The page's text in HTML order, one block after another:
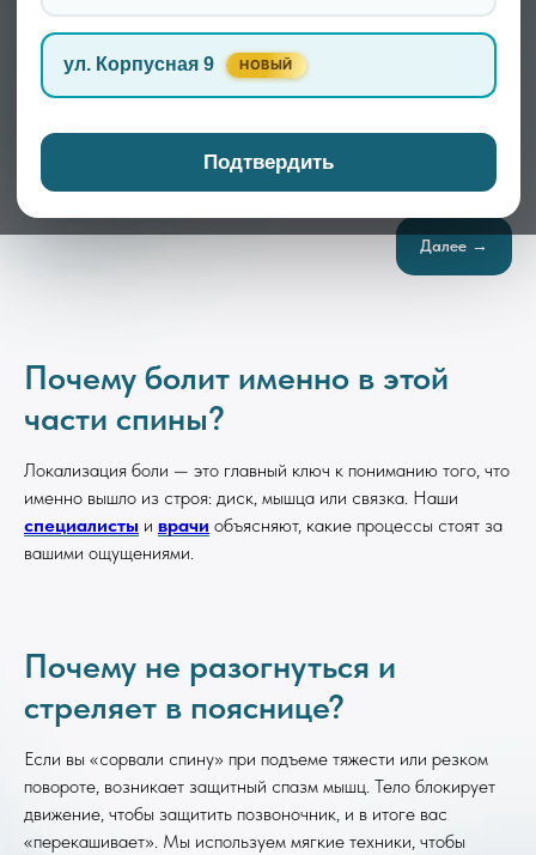
ул. Корпусная 9 НОВЫЙ
Подтвердить
Записаться
Далее →
Почему болит именно в этой
части спины?
Локализация боли — это главный ключ к пониманию того, что
именно вышло из строя: диск, мышца или связка. Наши
специалисты и врачи объясняют, какие процессы стоят за
вашими ощущениями.
Почему не разогнуться и
стреляет в пояснице?
Если вы «сорвали спину» при подъеме тяжести или резком
повороте, возникает защитный спазм мышц. Тело блокирует
движение, чтобы защитить позвоночник, и в итоге вас
«перекашивает». Мы используем мягкие техники, чтобы